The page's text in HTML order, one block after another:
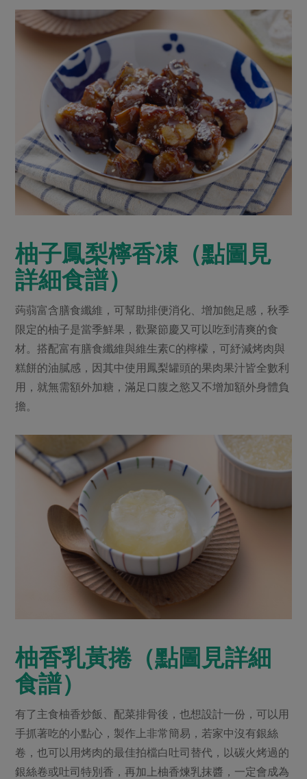
柚子鳳梨檸香凍（點圖見
詳細食譜）
蒟蒻富含膳食纖維，可幫助排便消化、增加飽足感，秋季
限定的柚子是當季鮮果，歡聚節慶又可以吃到清爽的食
材。搭配富有膳食纖維與維生素C的檸檬，可紓減烤肉與
糕餅的油膩感，因其中使用鳳梨罐頭的果肉果汁皆全數利
用，就無需額外加糖，滿足口腹之慾又不增加額外身體負
擔。
柚香乳黃捲（點圖見詳細
食譜）
有了主食柚香炒飯、配菜排骨後，也想設計一份，可以用
手抓著吃的小點心，製作上非常簡易，若家中沒有銀絲
卷，也可以用烤肉的最佳拍檔白吐司替代，以碳火烤過的
銀絲卷或吐司特別香，再加上柚香煉乳抹醬，一定會成為